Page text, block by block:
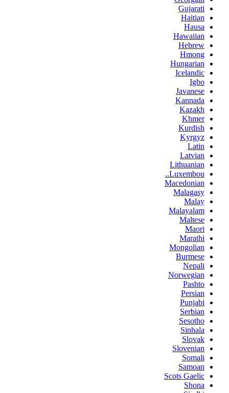
Gujarati
Haitian
Hausa
Hawaiian
Hebrew
Hmong
Hungarian
Icelandic
Igbo
Javanese
Kannada
Kazakh
Khmer
Kurdish
Kyrgyz
Latin
Latvian
Lithuanian
Luxembou..
Macedonian
Malagasy
Malay
Malayalam
Maltese
Maori
Marathi
Mongolian
Burmese
Nepali
Norwegian
Pashto
Persian
Punjabi
Serbian
Sesotho
Sinhala
Slovak
Slovenian
Somali
Samoan
Scots Gaelic
Shona